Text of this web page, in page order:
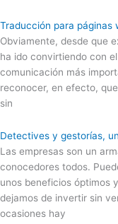
Traducción para páginas
Obviamente, desde que
ha ido convirtiendo con
comunicación más
reconocer, en efecto,
sin
Detectives y gestorías,
Las empresas son un
conocedores todos.
unos beneficios óptimos
dejamos de invertir sin
ocasiones hay